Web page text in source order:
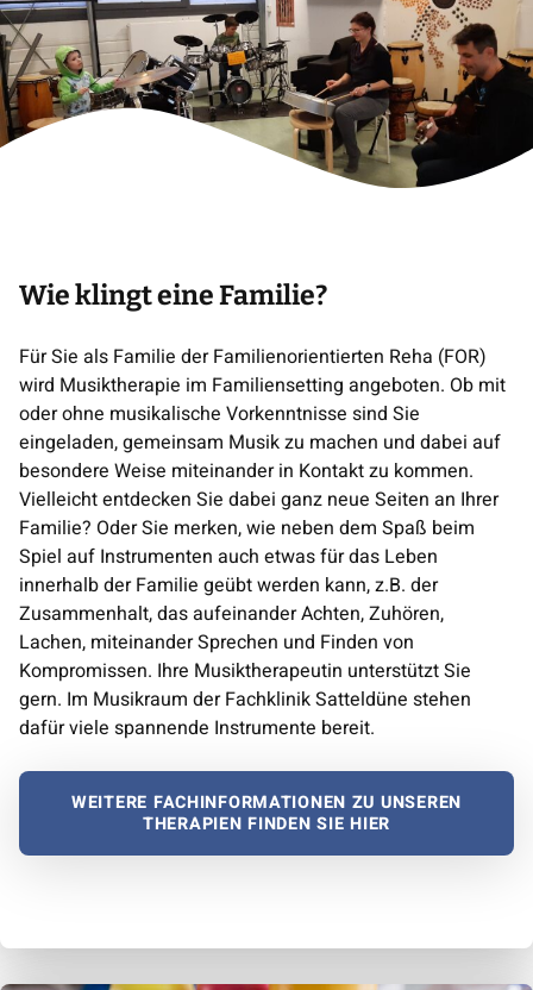
Wie klingt eine Familie?
Für Sie als Familie der Familienorientierten Reha (FOR)
wird Musiktherapie im Familiensetting angeboten. Ob mit
oder ohne musikalische Vorkenntnisse sind Sie
eingeladen, gemeinsam Musik zu machen und dabei auf
besondere Weise miteinander in Kontakt zu kommen.
Vielleicht entdecken Sie dabei ganz neue Seiten an Ihrer
Familie? Oder Sie merken, wie neben dem Spaß beim
Spiel auf Instrumenten auch etwas für das Leben
innerhalb der Familie geübt werden kann, z.B. der
Zusammenhalt, das aufeinander Achten, Zuhören,
Lachen, miteinander Sprechen und Finden von
Kompromissen. Ihre Musiktherapeutin unterstützt Sie
gern. Im Musikraum der Fachklinik Satteldüne stehen
dafür viele spannende Instrumente bereit.
WEITERE FACHINFORMATIONEN ZU UNSEREN
THERAPIEN FINDEN SIE HIER